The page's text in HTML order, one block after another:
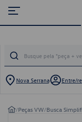
Nova Serrana Entre/
/Peças VW/Busca